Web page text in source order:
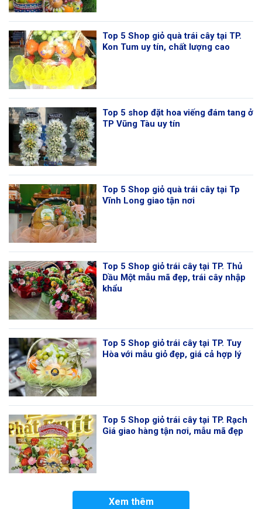
Top 5 Shop giỏ quà trái cây tại TP.
Kon Tum uy tín, chất lượng cao
Top 5 shop đặt hoa viếng đám tang ở
TP Vũng Tàu uy tín
Top 5 Shop giỏ quà trái cây tại Tp
Vĩnh Long giao tận nơi
Top 5 Shop giỏ trái cây tại TP. Thủ
Dầu Một mẫu mã đẹp, trái cây nhập
khẩu
Top 5 Shop giỏ trái cây tại TP. Tuy
Hòa với mẫu giỏ đẹp, giá cả hợp lý
Top 5 Shop giỏ trái cây tại TP. Rạch
Giá giao hàng tận nơi, mẫu mã đẹp
Xem thêm